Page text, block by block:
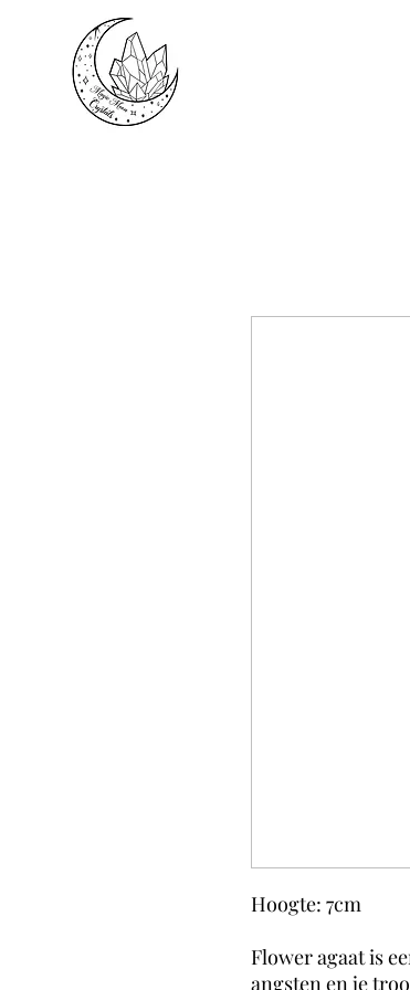
Hoogte: 7cm
Flower agaat is
angsten en je